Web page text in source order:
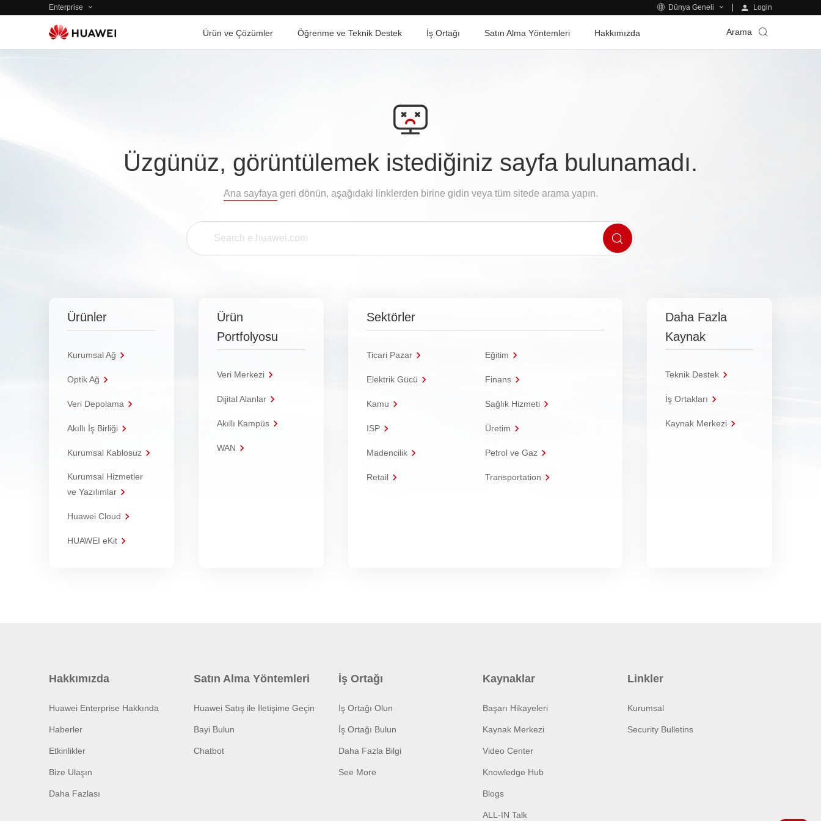
Enterprise Dünya Geneli Login
Ürün ve Çözümler Öğrenme ve Teknik Destek İş Ortağı Satın Alma Yöntemleri Hakkımızda Arama
Üzgünüz, görüntülemek istediğiniz sayfa bulunamadı.
Ana sayfaya geri dönün, aşağıdaki linklerden birine gidin veya tüm sitede arama yapın.
Ürünler
Kurumsal Ağ
Optik Ağ
Veri Depolama
Akıllı İş Birliği
Kurumsal Kablosuz
Kurumsal Hizmetler
ve Yazılımlar
Huawei Cloud
HUAWEI eKit
Ürün
Portfolyosu
Veri Merkezi
Dijital Alanlar
Akıllı Kampüs
WAN
Sektörler
Ticari Pazar Eğitim
Elektrik Gücü Finans
Kamu Sağlık Hizmeti
ISP Üretim
Madencilik Petrol ve Gaz
Retail Transportation
Daha Fazla
Kaynak
Teknik Destek
İş Ortakları
Kaynak Merkezi
Hakkımızda
Huawei Enterprise Hakkında
Haberler
Etkinlikler
Bize Ulaşın
Daha Fazlası
Satın Alma Yöntemleri
Huawei Satış ile İletişime Geçin
Bayi Bulun
Chatbot
İş Ortağı
İş Ortağı Olun
İş Ortağı Bulun
Daha Fazla Bilgi
See More
Kaynaklar
Başarı Hikayeleri
Kaynak Merkezi
Video Center
Knowledge Hub
Blogs
ALL-IN Talk
Linkler
Kurumsal
Security Bulletins